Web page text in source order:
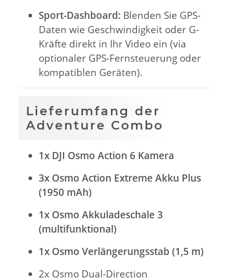
Sport-Dashboard: Blenden Sie GPS-
Daten wie Geschwindigkeit oder G-
Kräfte direkt in Ihr Video ein (via
optionaler GPS-Fernsteuerung oder
kompatiblen Geräten).
Lieferumfang der
Adventure Combo
1x DJI Osmo Action 6 Kamera
3x Osmo Action Extreme Akku Plus
(1950 mAh)
1x Osmo Akkuladeschale 3
(multifunktional)
1x Osmo Verlängerungsstab (1,5 m)
2x Osmo Dual-Direction